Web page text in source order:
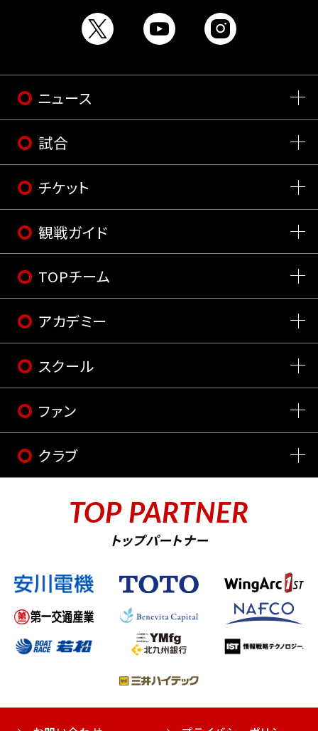
ニュース
試合
チケット
観戦ガイド
TOPチーム
アカデミー
スクール
ファン
クラブ
TOP PARTNER
トップパートナー